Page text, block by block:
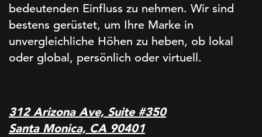
312 Arizona Ave, Suite #350
Santa Monica, CA 90401
bedeutenden Einfluss zu nehmen. Wir sind
bestens gerüstet, um Ihre Marke in
unvergleichliche Höhen zu heben, ob lokal
oder global, persönlich oder virtuell.